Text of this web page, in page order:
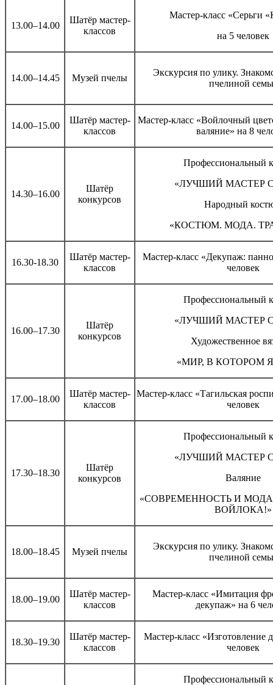
13.00–14.00
Шатёр мастер-
классов
Мастер-класс «Серьги
на 5 человек
14.00–14.45 Музей пчелы
Экскурсия по улику.
пчелиной
14.00–15.00
Шатёр мастер-
классов
Мастер-класс «Войлочный
валяние» на 8
14.30–16.00
Шатёр
конкурсов
Профессиональный
«ЛУЧШИЙ МАСТЕР
Народный
«КОСТЮМ. МОДА.
16.30-18.30
Шатёр мастер-
классов
Мастер-класс «Декупаж:
человек
16.00–17.30
Шатёр
конкурсов
Профессиональный
«ЛУЧШИЙ МАСТЕР
Художественное
«МИР, В КОТОРОМ
17.00–18.00
Шатёр мастер-
классов
Мастер-класс «Тагильская
человек
17.30–18.30
Шатёр
конкурсов
Профессиональный
«ЛУЧШИЙ МАСТЕР
Валяние
«СОВРЕМЕННОСТЬ И МОДА
ВОЙЛОКА!»
18.00–18.45 Музей пчелы
Экскурсия по улику.
пчелиной
18.00–19.00
Шатёр мастер-
классов
Мастер-класс «Имитация
декупаж» на 6
18.30–19.30
Шатёр мастер-
классов
Мастер-класс «Изготовление
человек
Профессиональный